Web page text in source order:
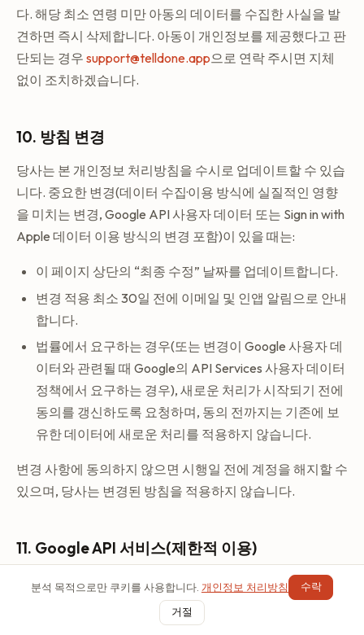
다. 해당 최소 연령 미만 아동의 데이터를 수집한 사실을 발
견하면 즉시 삭제합니다. 아동이 개인정보를 제공했다고 판
단되는 경우 support@telldone.app으로 연락 주시면 지체
없이 조치하겠습니다.
10. 방침 변경
당사는 본 개인정보 처리방침을 수시로 업데이트할 수 있습
니다. 중요한 변경(데이터 수집·이용 방식에 실질적인 영향
을 미치는 변경, Google API 사용자 데이터 또는 Sign in with
Apple 데이터 이용 방식의 변경 포함)이 있을 때는:
이 페이지 상단의 “최종 수정” 날짜를 업데이트합니다.
변경 적용 최소 30일 전에 이메일 및 인앱 알림으로 안내
합니다.
법률에서 요구하는 경우(또는 변경이 Google 사용자 데
이터와 관련될 때 Google의 API Services 사용자 데이터
정책에서 요구하는 경우), 새로운 처리가 시작되기 전에
동의를 갱신하도록 요청하며, 동의 전까지는 기존에 보
유한 데이터에 새로운 처리를 적용하지 않습니다.
변경 사항에 동의하지 않으면 시행일 전에 계정을 해지할 수
있으며, 당사는 변경된 방침을 적용하지 않습니다.
11. Google API 서비스(제한적 이용)
TellDone이 Google API로부터 받은 정보를 다른 앱으로 이
용하거나 이전하는 것은 제한적 이용 요건을 포함한 Google
API Services 사용자 데이터 정책을 준수합니다.
분석 목적으로만 쿠키를 사용합니다. 개인정보 처리방침
수락
거절